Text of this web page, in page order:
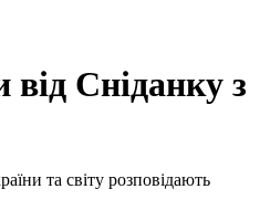
від Сніданку з
та світу розповідають